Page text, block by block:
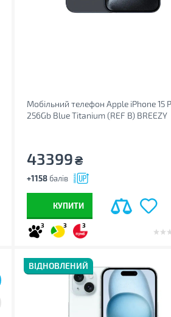
Мобільний телефон Apple iPhone 15
256Gb Blue Titanium (REF B) BREEZY
43399₴
+1158балів
КУПИТИ
3 3 3
ВІДНОВЛЕНИЙ